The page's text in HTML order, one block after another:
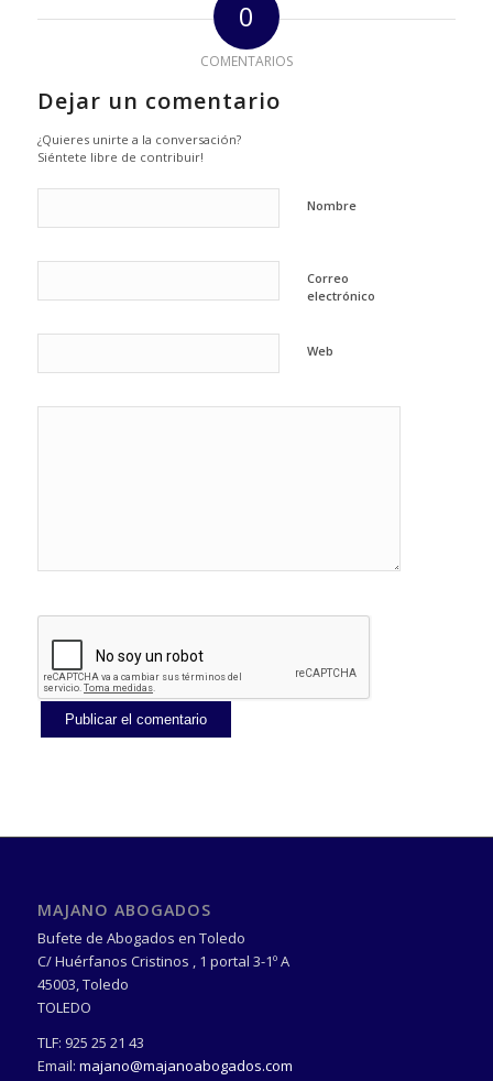
0
COMENTARIOS
Dejar un comentario
¿Quieres unirte a la conversación?
Siéntete libre de contribuir!
Nombre
Correo
electrónico
Web
MAJANO ABOGADOS
Bufete de Abogados en Toledo
C/ Huérfanos Cristinos , 1 portal 3-1º A
45003 Toledo
TOLEDO
TLF: 925 25 21 43
Email: majano@majanoabogados.com